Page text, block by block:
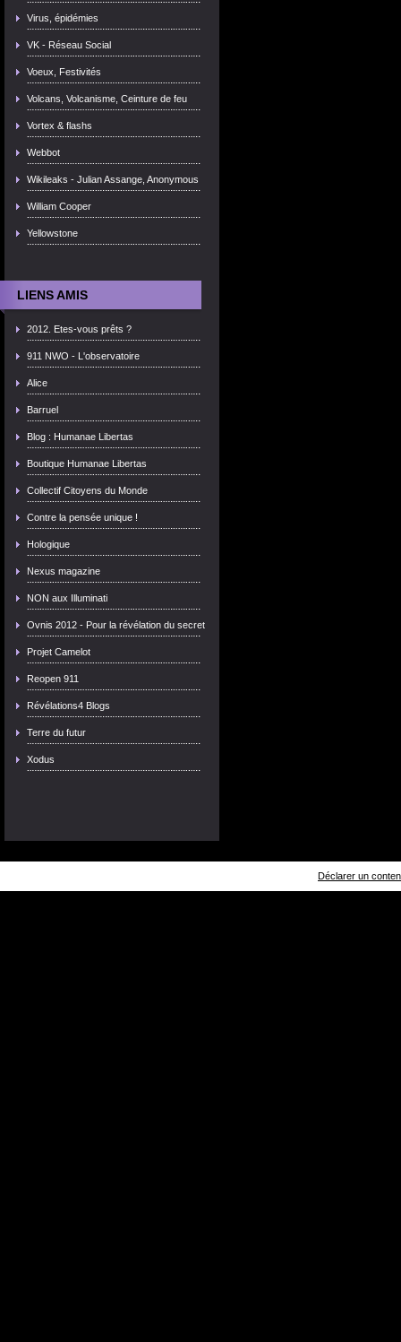
Virus, épidémies
VK - Réseau Social
Voeux, Festivités
Volcans, Volcanisme, Ceinture de feu
Vortex & flashs
Webbot
Wikileaks - Julian Assange, Anonymous
William Cooper
Yellowstone
LIENS AMIS
2012. Etes-vous prêts ?
911 NWO - L'observatoire
Alice
Barruel
Blog : Humanae Libertas
Boutique Humanae Libertas
Collectif Citoyens du Monde
Contre la pensée unique !
Hologique
Nexus magazine
NON aux Illuminati
Ovnis 2012 - Pour la révélation du secret
Projet Camelot
Reopen 911
Révélations4 Blogs
Terre du futur
Xodus
Déclarer un